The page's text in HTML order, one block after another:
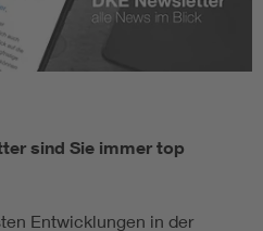
sind Sie immer top
Entwicklungen in der